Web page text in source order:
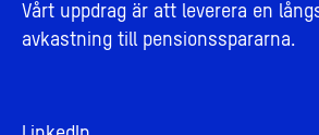
Vårt uppdrag är att leverera en
avkastning till pensionsspararna.